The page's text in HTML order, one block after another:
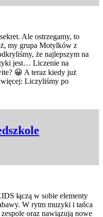
Ale ostrzegamy, to
my grupa Motylków z
że najlepszym na
jest… Liczenie na
😀 A teraz kiedy już
Liczyliśmy po
łączą w sobie elementy
W rytm muzyki i tańca
oraz nawiązują nowe